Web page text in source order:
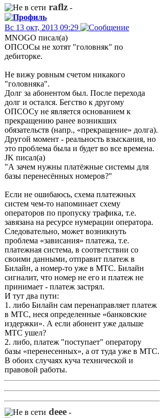
raflz -
Вс 13 окт, 2013 09:29
MNOGO писал(а)
ОПСОСы не хотят "головняк" по
дебиторке.
Не вижу ровным счетом никакого
"головняка".
Долг за абонентом был. После перехода
долг и остался. Бегство к другому
ОПСОСу не является основанием к
прекращению ранее возникших
обязательств (напр., «прекращение» долга).
Другой момент - реальность взыскания, но
это проблема была и будет во все времена.
JK писал(а)
"А зачем нужны платёжные системы для
базы перенесённых номеров?"
Если не ошибаюсь, схема платежных
систем чем-то напоминает схему
операторов по пропуску трафика, т.е.
завязана на ресурсе нумерации оператора.
Следовательно, может возникнуть
проблема «зависания» платежа, т.е.
платежная система, в соответствии со
своими данными, отправит платеж в
Билайн, а номер-то уже в МТС. Билайн
сигналит, что номер не его и платеж не
принимает - платеж застрял.
И тут два пути:
1. либо Билайн сам перенаправляет платеж
в МТС, неся определенные «банковские
издержки». А если абонент уже дальше
МТС ушел?
2. либо, платеж "поступает" оператору
базы «перенесенных», а от туда уже в МТС.
В обоих случаях куча технической и
правовой работы.
deee -